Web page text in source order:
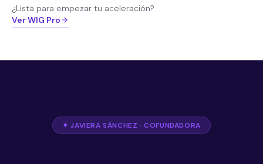
¿Lista para empezar tu aceleración?
Ver WIG Pro
✦ JAVIERA SÁNCHEZ · COFUNDADORA